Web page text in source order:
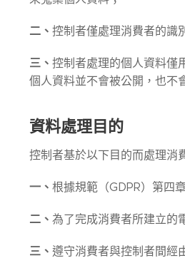
二、 控制者僅處理消費者的識
三、 控制者處理的個人資料僅
個人資料並不會被公開，也不
資料處理目的
控制者基於以下目的而處理消
一、 根據規範（GDPR）第四
二、 為了完成消費者所建立的
三、 遵守消費者與控制者間經